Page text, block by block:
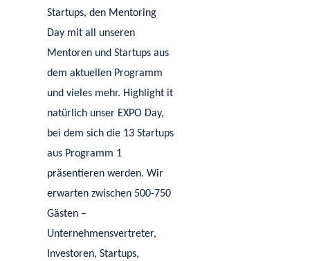
Startups, den Mentoring
Day mit all unseren
Mentoren und Startups aus
dem aktuellen Programm
und vieles mehr. Highlight it
natürlich unser EXPO Day,
bei dem sich die 13 Startups
aus Programm 1
präsentieren werden. Wir
erwartenzwischen 500-750
Gästen –
Unternehmensvertreter,
Investoren, Startups,